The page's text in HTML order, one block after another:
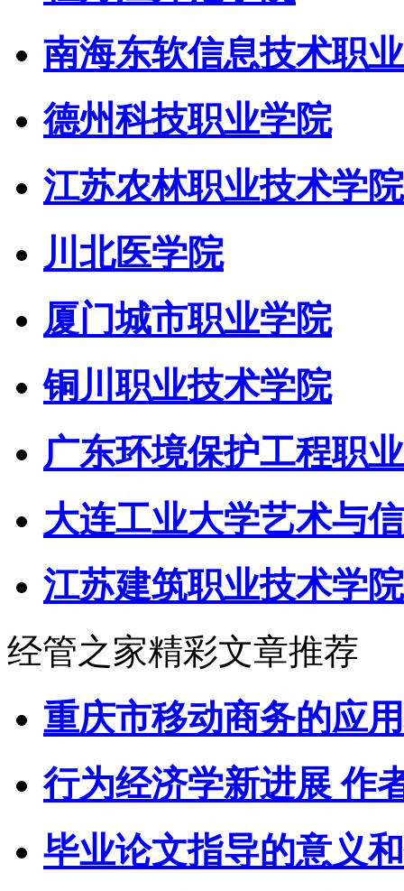
南海东软信息技术职
德州科技职业学院
江苏农林职业技术学院
川北医学院
厦门城市职业学院
铜川职业技术学院
广东环境保护工程职
大连工业大学艺术与
江苏建筑职业技术学院
经管之家精彩文章推荐
重庆市移动商务的应
行为经济学新进展 作
毕业论文指导的意义